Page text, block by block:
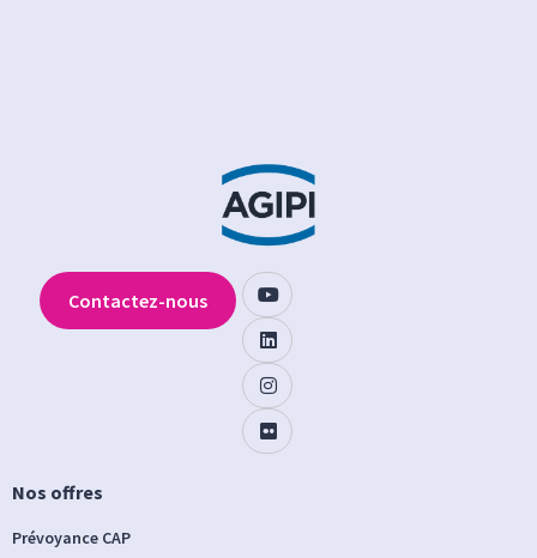
Nos offres
Prévoyance CAP
Contactez-nous